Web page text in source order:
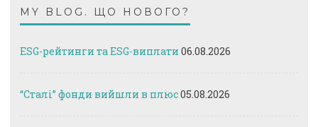
MY BLOG. ЩО НОВОГО?
ESG-рейтинги та ESG-виплати 06.08.2026
“Сталі” фонди вийшли в плюс05.08.2026